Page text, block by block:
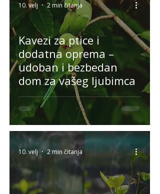
Kavezi za ptice i
dodatna oprema –
udoban i bezbedan
dom za vašeg ljubimca
10. velj 2 min čitanja
10. velj 2 min čitanja